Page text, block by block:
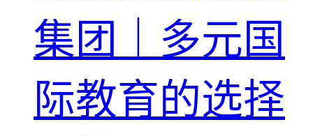
集团｜多元国
际教育的选择